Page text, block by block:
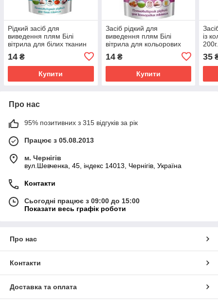
Рідкий засіб для
виведення плям Білі
вітрила для білих тканин
100 мл (4820017661843)
14 ₴
Купити
Засіб рідкий для
виведення плям Білі
вітрила для кольорових
(4820017661850)
14₴
Купити
із
35
Про нас
95% позитивних з 315 відгуків за рік
Працює з 05.08.2013
м. Чернігів
вул.Шевченка, 45, індекс 14013, Чернігів, Україна
Контакти
Сьогодні працює з 09:00 до 15:00
Показати весь графік роботи
Про нас
Контакти
Доставка та оплата